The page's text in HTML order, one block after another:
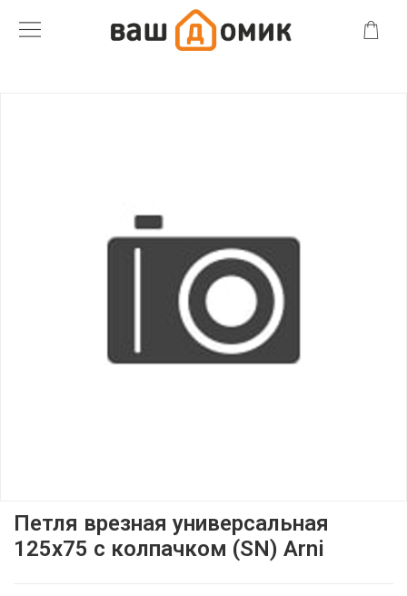
Петля врезная универсальная
125х75 с колпачком (SN) Arni